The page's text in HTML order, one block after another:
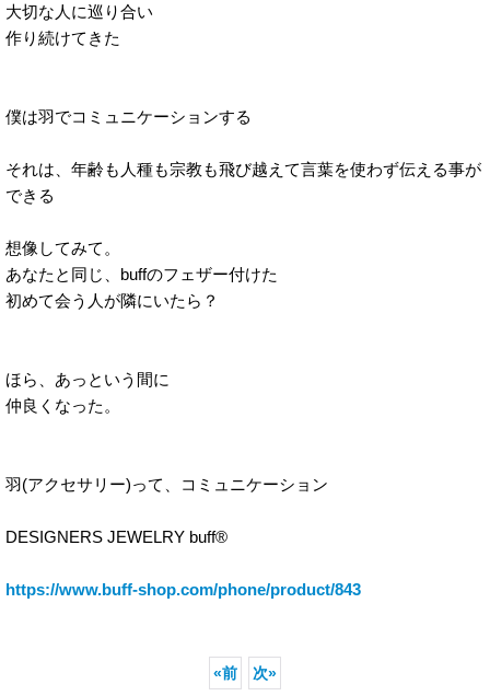
大切な人に巡り合い
作り続けてきた
僕は羽でコミュニケーションする
それは、年齢も人種も宗教も飛び越えて言葉を使わず伝える事が
できる
想像してみて。
あなたと同じ、buffのフェザー付けた
初めて会う人が隣にいたら？
ほら、あっという間に
仲良くなった。
羽(アクセサリー)って、コミュニケーション
DESIGNERS JEWELRY buff®︎
https://www.buff-shop.com/phone/product/843
«前 次»